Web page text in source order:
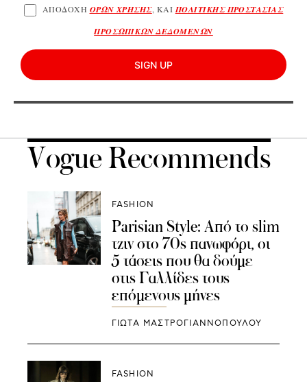
ΑΠΟΔΟΧΗ ΟΡΩΝ ΧΡΗΣΗΣ, ΚΑΙ ΠΟΛΙΤΙΚΗΣ ΠΡΟΣΤΑΣΙΑΣ
ΠΡΟΣΩΠΙΚΩΝ ΔΕΔΟΜΕΝΩΝ
SIGN UP
Vogue Recommends
FASHION
Parisian Style: Από το slim
τζιν στο 70s πανωφόρι, οι
5 τάσεις που θα δούμε
στις Γαλλίδες τους
επόμενους μήνες
ΓΙΩΤΑ ΜΑΣΤΡΟΓΙΑΝΝΟΠΟΥΛΟΥ
FASHION